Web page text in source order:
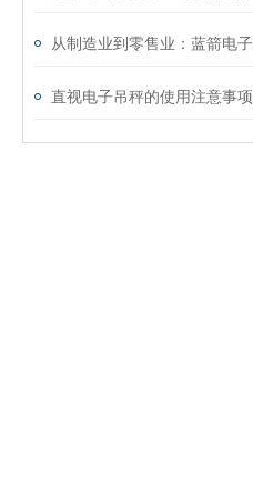
直视电子吊秤的使用注意事项